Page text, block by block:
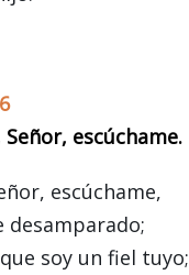
escúchame.
escúchame,
desamparado;
soy un fiel tuyo;